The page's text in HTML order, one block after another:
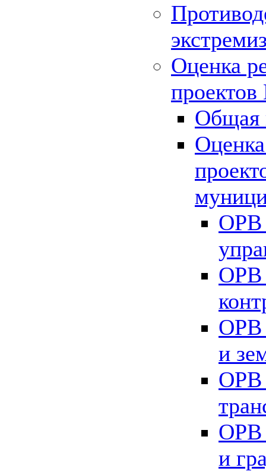
Оценка
Общая
ОРВ
ОРВ
ОРВ
и
ОРВ
ОРВ
и